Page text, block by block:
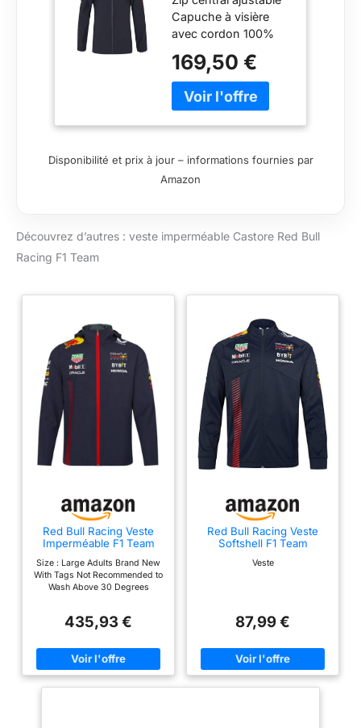
Teamline Bleu
Marine F1
(FR/ES,
Alpha/lettres, S,
Taille normale,
Taille normale,
Bleu)
Capuche à visière
avec cordon 100%
169,50 €
Disponibilité et prix à jour – informations fournies par
Amazon
Découvrez d’autres : veste imperméable Castore Red Bull
Racing F1 Team
Red Bull Racing Veste
Imperméable F1 Team
- Bleu - L
Size : Large Adults Brand New
With Tags Not Recommended to
Wash Above 30 Degrees
435,93 €
Red Bull Racing Veste
Softshell F1 Team
- Bleu - L
Veste
87,99 €